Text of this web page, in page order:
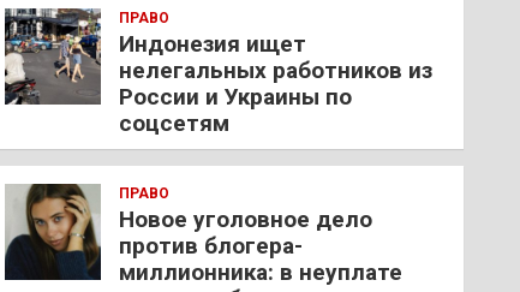
ПРАВО
Индонезия ищет
нелегальных работников из
России и Украины по
соцсетям
ПРАВО
Новое уголовное дело
против блогера-
миллионника: в неуплате